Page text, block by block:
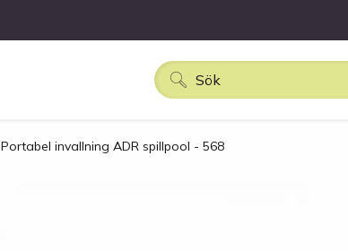
Portabel invallning ADR spillpool - 568